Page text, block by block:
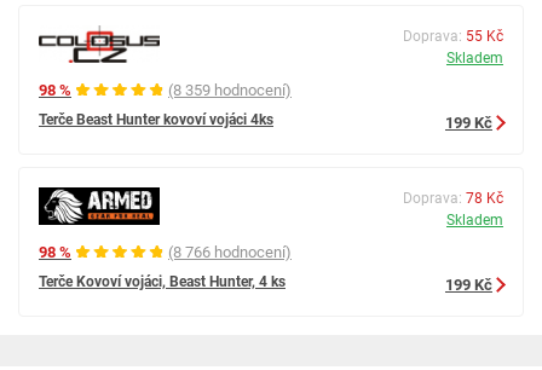
98 % (8 359 hodnocení)
Terče Beast Hunter kovoví vojáci 4ks
Doprava: 55 Kč
Skladem
199 Kč
98 % (8 766 hodnocení)
Terče Kovoví vojáci, Beast Hunter, 4 ks
Doprava: 78 Kč
Skladem
199 Kč